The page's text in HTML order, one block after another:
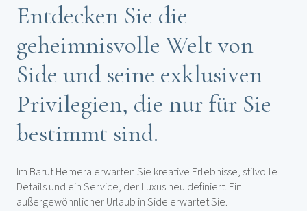
Entdecken Sie die
geheimnisvolle Welt von
Side und seine exklusiven
Privilegien, die nur für Sie
bestimmt sind.
Im Barut Hemera erwarten Sie kreative Erlebnisse, stilvolle
Details und ein Service, der Luxus neu definiert. Ein
außergewöhnlicher Urlaub in Side erwartet Sie.